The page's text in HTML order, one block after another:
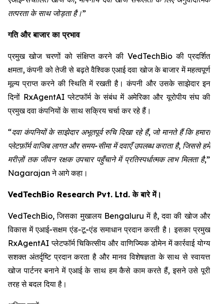
तत्परता के साथ जोड़ता है।”
गति और बाजार का प्रभाव
प्रमुख खोज चरणों को संक्षिप्त करने की VedTechBio की प्रदर्शित
क्षमता, कंपनी को तेजी से बढ़ते वैश्विक एआई दवा खोज के बाजार में महत्वपूर्ण
मूल्य प्राप्त करने की स्थिति में रखती है। कंपनी और उसके साझेदार इन
दिनों RxAgentAI प्लेटफॉर्म के संबंध में अमेरिका और यूरोपीय संघ की
प्रमुख दवा कंपनियों के साथ सक्रिय चर्चा कर रहे हैं।
“दवा कंपनियों के साझेदार अभूतपूर्व रुचि दिखा रहे हैं, जो मानते हैं कि हमारा
प्लेटफ़ॉर्म वाजिब लागत और समय-सीमा में दवाएँ उपलब्ध कराता है, जिससे हमें
मरीज़ों तक जीवन रक्षक उपचार पहुँचाने में प्रतिस्पर्धात्मक लाभ मिलता है,”
Nagarajan ने आगे कहा।
VedTechBio Research Pvt. Ltd. के बारे में।
VedTechBio, जिसका मुखालय Bengaluru में है, दवा की खोज और
विकास में एआई-सक्षम एंड-टू-एंड समाधान प्रदान करती है। इसका प्रमुख
RxAgentAI प्लेटफॉर्म चिकित्सीय और वाणिज्यिक डोमेन में कार्रवाई योग्य
सशक्त अंतर्दृष्टि प्रदान करता है और मानव विशेषज्ञता के साथ से स्वायत्त
खोज पार्टनर बनाने में एआई के साथ हम कैसे काम करते हैं, इसने उसे पूरी
तरह से बदल दिया है।